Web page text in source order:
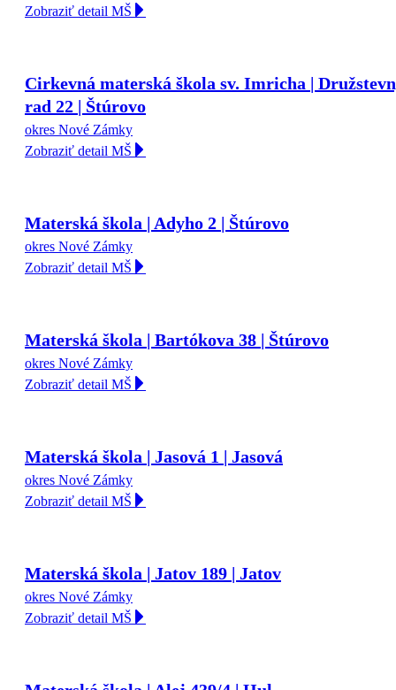
Zobraziť detail MŠ
Cirkevná materská škola sv. Imricha |
rad 22 | Štúrovo
okres Nové Zámky
Zobraziť detail MŠ
Materská škola | Adyho 2 | Štúrovo
okres Nové Zámky
Zobraziť detail MŠ
Materská škola | Bartókova 38 | Štúrovo
okres Nové Zámky
Zobraziť detail MŠ
Materská škola | Jasová 1 | Jasová
okres Nové Zámky
Zobraziť detail MŠ
Materská škola | Jatov 189 | Jatov
okres Nové Zámky
Zobraziť detail MŠ